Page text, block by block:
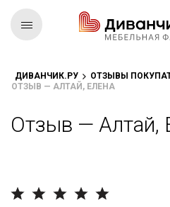
ДИВАНЧИК.РУ
ОТЗЫВЫ
ОТЗЫВ — АЛТАЙ, ЕЛЕНА
Отзыв — Алтай,